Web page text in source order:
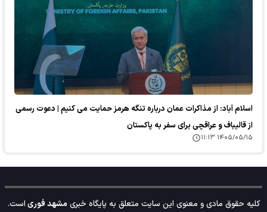
اسلام آباد: از مذاکرات عمان درباره تنگه هرمز حمایت می کنیم | دعوت رسمی
از قالیباف و عراقچی برای سفر به پاکستان
۱۴۰۵/۰۵/۱۵ ۱۱:۱۳
کلیه حقوق مادی و معنوی این سایت متعلق به پایگاه خبریمشهد فوریاست.